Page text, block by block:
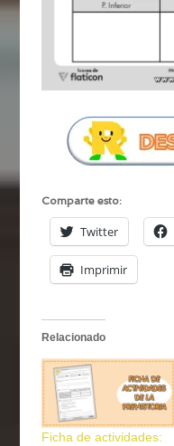
Comparte esto:
Twitter
Imprimir
Relacionado
Ficha de actividades: